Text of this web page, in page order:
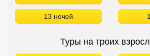
13 ночей
Туры на троих